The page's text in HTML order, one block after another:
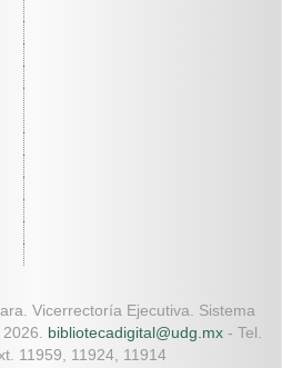
Vicerrectoría Ejecutiva. Sistema
bibliotecadigital@udg.mx - Tel.
11959, 11924, 11914